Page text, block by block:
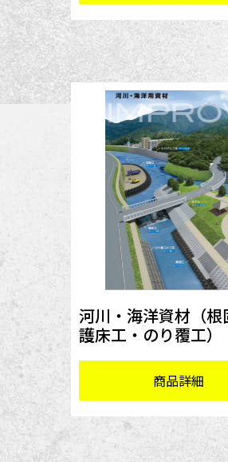
河川・海洋資材（根
護床工・のり覆工）
商品詳細